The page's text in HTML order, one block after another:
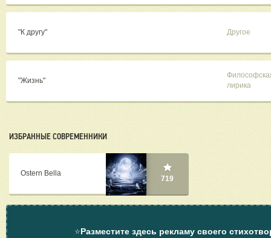
"К другу" Другое
"Жизнь"
лирика
ИЗБРАННЫЕ СОВРЕМЕННИКИ
Ostern Bella
719
⭐Разместите здесь рекламу своего